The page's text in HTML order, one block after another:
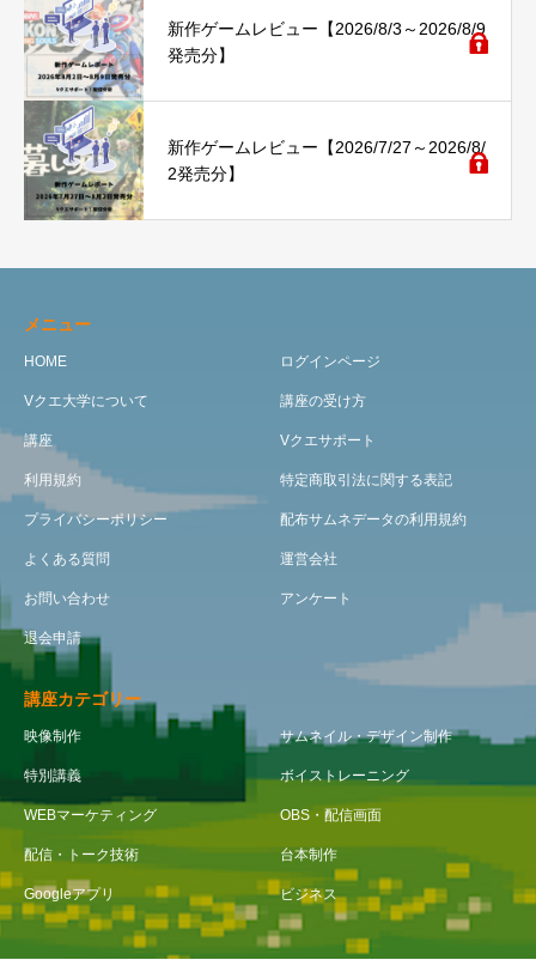
新作ゲームレビュー【2026/8/3～2026/8/9
発売分】
新作ゲームレビュー【2026/7/27～2026/8/
2発売分】
メニュー
HOME ログインページ
Vクエ大学について 講座の受け方
講座 Vクエサポート
利用規約 特定商取引法に関する表記
プライバシーポリシー 配布サムネデータの利用規約
よくある質問 運営会社
お問い合わせ アンケート
退会申請
講座カテゴリー
映像制作 サムネイル・デザイン制作
特別講義 ボイストレーニング
WEBマーケティング OBS・配信画面
配信・トーク技術 台本制作
Googleアプリ ビジネス